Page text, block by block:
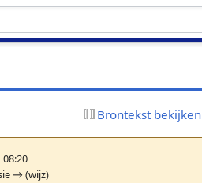
Brontekst bekijken
→ (wijz)